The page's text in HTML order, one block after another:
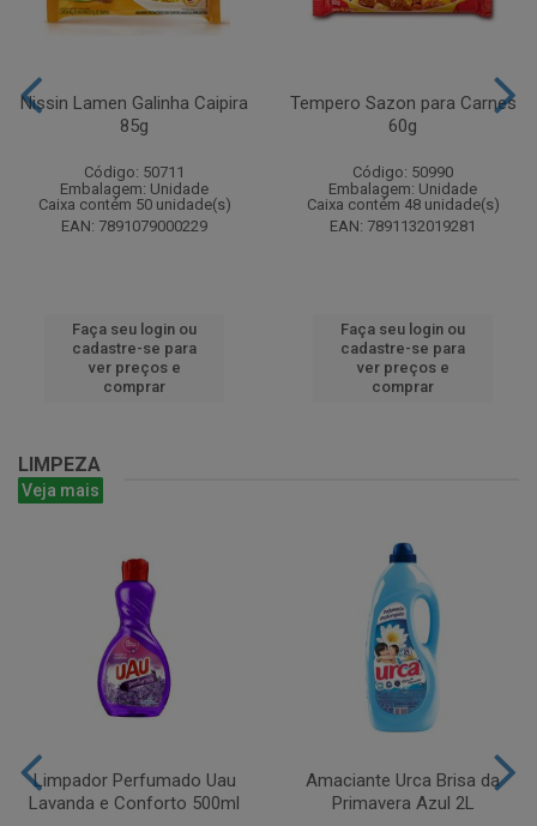
Nissin Lamen Galinha Caipira
85g
Código: 50711
Embalagem: Unidade
Caixa contém 50 unidade(s)
EAN: 7891079000229
Faça seu login ou
cadastre-se para
ver preços e
comprar
Tempero Sazon para Carnes
60g
Código: 50990
Embalagem: Unidade
Caixa contém 48 unidade(s)
EAN: 7891132019281
Faça seu login ou
cadastre-se para
ver preços e
comprar
LIMPEZA
Veja mais
Limpador Perfumado Uau
Lavanda e Conforto 500ml
Amaciante Urca Brisa da
Primavera Azul 2L